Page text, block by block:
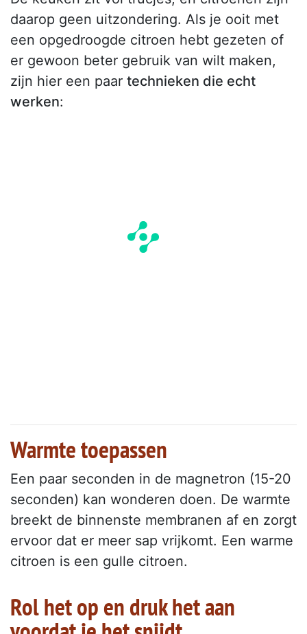
daarop geen uitzondering. Als je ooit met
een opgedroogde citroen hebt gezeten of
er gewoon beter gebruik van wilt maken,
zijn hier een paar technieken die echt
werken:
Warmte toepassen
Een paar seconden in de magnetron (15-20
seconden) kan wonderen doen. De warmte
breekt de binnenste membranen af en zorgt
ervoor dat er meer sap vrijkomt. Een warme
citroen is een gulle citroen.
Rol het op en druk het aan